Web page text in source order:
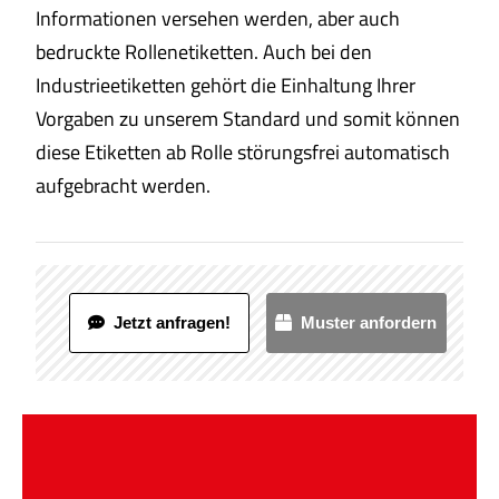
Informationen versehen werden, aber auch
bedruckte Rollenetiketten. Auch bei den
Industrieetiketten gehört die Einhaltung Ihrer
Vorgaben zu unserem Standard und somit können
diese Etiketten ab Rolle störungsfrei automatisch
aufgebracht werden.
Jetzt anfragen! Muster anfordern